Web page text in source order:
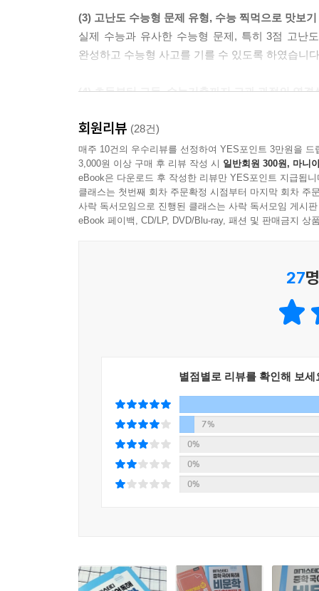
(3) 고난도 수능형 문제 유형, 수능 찍먹으로 맛보기
실제 수능과 유사한 수능형 문제, 특히 3점 고난
완성하고 수능형 사고를 기를 수 있도록 하였습니
(4) 초등부터 고등, 수능기출까지 교과 과정의 연결
학습할 내용을 미리 파악할 수 있도록 하였습니다
독해 지문으로 구성하였습니다.
(5) 교과 개념을 모두 모은 부록으로 한 번 더 개념
본문에서 학습한 과학 교과 필수 개념을 모두
하였습니다.
회원리뷰 (28건)
매주 10건의 우수리뷰를 선정하여 YES포인트 3만원을 드
3,000원 이상 구매 후 리뷰 작성 시 일반회원 300원, 마니
eBook은 다운로드 후 작성한 리뷰만 YES포인트 지급됩니
클래스는 첫번째 회차 주문확정 시점부터 마지막 회차 주
사락 독서모임으로 진행된 클래스는 사락 독서모임 게시
eBook 페이백, CD/LP, DVD/Blu-ray, 패션 및 판매금지 상
27
별점별로 리뷰를 확인해 보세
7%
0%
0%
0%